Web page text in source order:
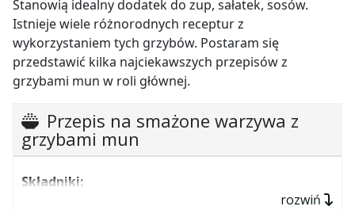
Stanowią idealny dodatek do zup, sałatek, sosów.
Istnieje wiele różnorodnych receptur z
wykorzystaniem tych grzybów. Postaram się
przedstawić kilka najciekawszych przepisów z
grzybami mun w roli głównej.
Przepis na smażone warzywa z
grzybami mun
Składniki:
rozwiń